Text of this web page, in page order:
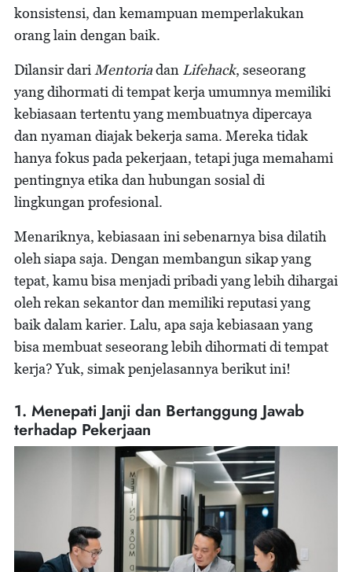
konsistensi, dan kemampuan memperlakukan
orang lain dengan baik.
Dilansir dari Mentoriadan Lifehack, seseorang
yang dihormati di tempat kerja umumnya memiliki
kebiasaan tertentu yang membuatnya dipercaya
dan nyaman diajak bekerja sama. Mereka tidak
hanya fokus pada pekerjaan, tetapi juga memahami
pentingnya etika dan hubungan sosial di
lingkungan profesional.
Menariknya, kebiasaan ini sebenarnya bisa dilatih
oleh siapa saja. Dengan membangun sikap yang
tepat, kamu bisa menjadi pribadi yang lebih dihargai
oleh rekan sekantor dan memiliki reputasi yang
baik dalam karier. Lalu, apa saja kebiasaan yang
bisa membuat seseorang lebih dihormati di tempat
kerja? Yuk, simak penjelasannya berikut ini!
1. Menepati Janji dan Bertanggung Jawab
terhadap Pekerjaan